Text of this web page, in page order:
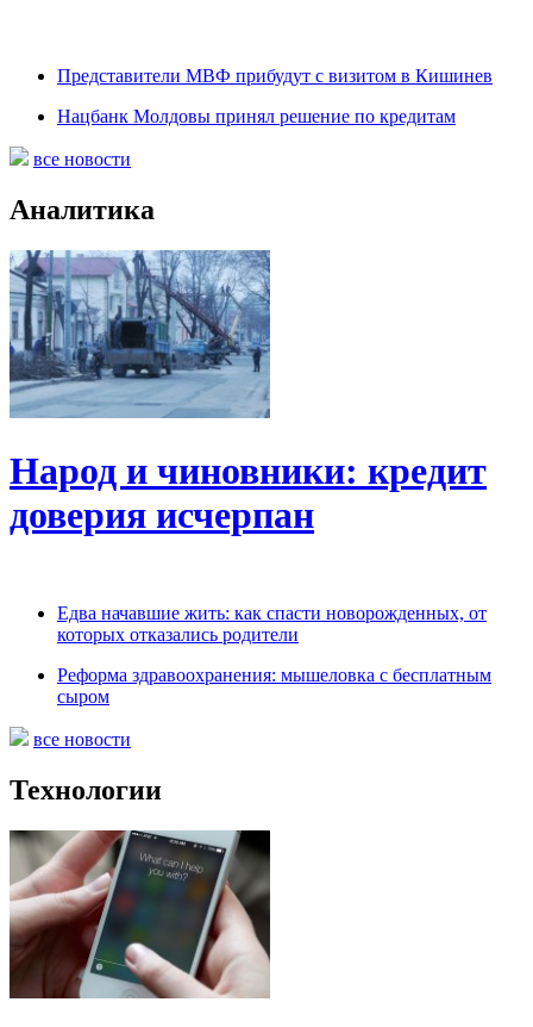
Представители МВФ прибудут с визитом в Кишинев
Нацбанк Молдовы принял решение по кредитам
все новости
Аналитика
Народ и чиновники: кредит
доверия исчерпан
Едва начавшие жить: как спасти новорожденных, от
которых отказались родители
Реформа здравоохранения: мышеловка с бесплатным
сыром
все новости
Технологии